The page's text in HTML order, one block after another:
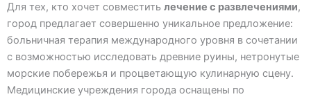
Для тех, кто хочет совместить лечение с развлечениями,
город предлагает совершенно уникальное предложение:
больничная терапия международного уровня в сочетании
с возможностью исследовать древние руины, нетронутые
морские побережья и процветающую кулинарную сцену.
Медицинские учреждения города оснащены по